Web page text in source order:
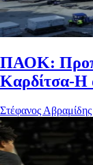
ΠΑΟΚ:
Καρδίτσα-Η
Στέφανος Αβραμίδης